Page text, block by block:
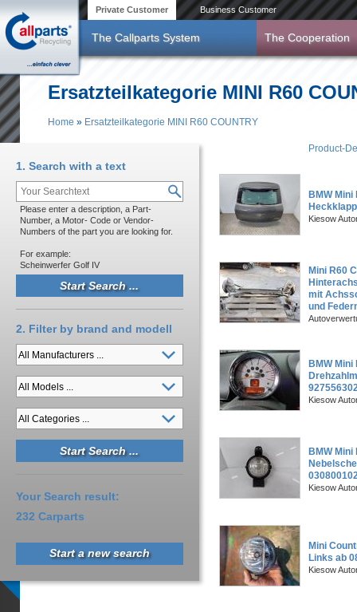
Skip to main content Private Customer Business Customer
The Callparts System The Cooperation
Ersatzteilkategorie MINI R60
Home » Ersatzteilkategorie MINI R60 COUNTRY
Product-
BMW
Kiesow
Mini R60
mit
und
BMW
Kiesow
BMW
Kiesow
Mini
Links ab
Kiesow
1. Search with a text
Please enter a description, a Part-
Number, a Motor- Code or Vendor-
Numbers of the part you are looking for.
For example:
Scheinwerfer Golf IV
2. Filter by brand and modell
Your Search result:
232 Carparts
Start a new search